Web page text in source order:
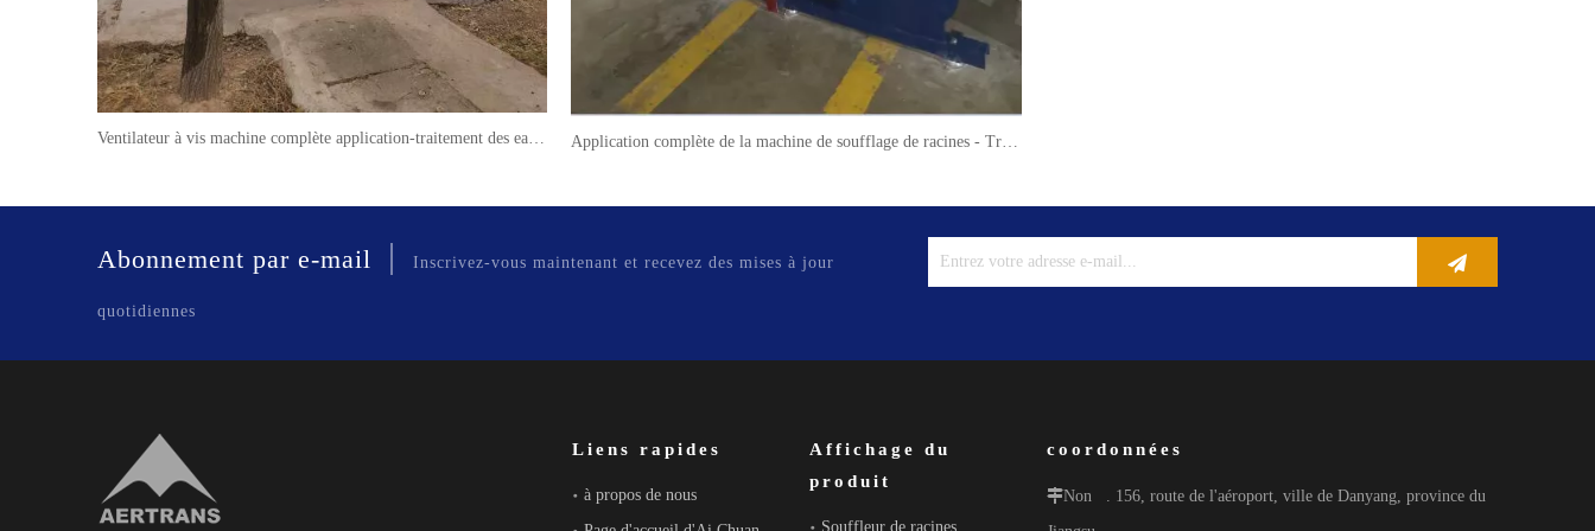
Ventilateur à vis machine complète application-traitement des eaux usées Application complète de la machine de soufflage de racines - Transport de sucre en poudre Nestlé
Abonnement par e-mail | Inscrivez-vous maintenant et recevez des mises à jour
quotidiennes
Liens rapides
à propos de nous
Affichage du
produit
Souffleur de racines
coordonnées
Non . 156, route de l'aéroport, ville de Danyang, province du